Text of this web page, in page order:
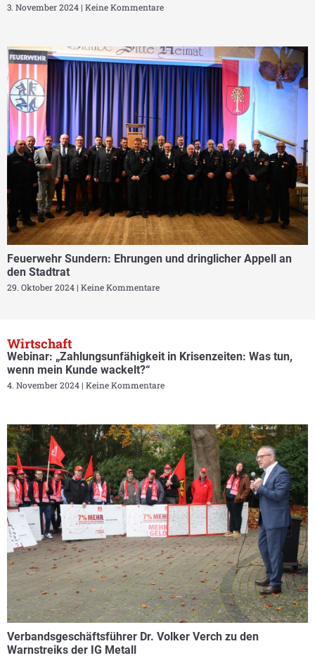
3. November 2024 Keine Kommentare
Feuerwehr Sundern: Ehrungen und dringlicher Appell an
den Stadtrat
29. Oktober 2024 Keine Kommentare
Wirtschaft
Webinar: „Zahlungsunfähigkeit in Krisenzeiten: Was tun,
wenn mein Kunde wackelt?“
4. November 2024 Keine Kommentare
Verbandsgeschäftsführer Dr. Volker Verch zu den
Warnstreiks der IG Metall